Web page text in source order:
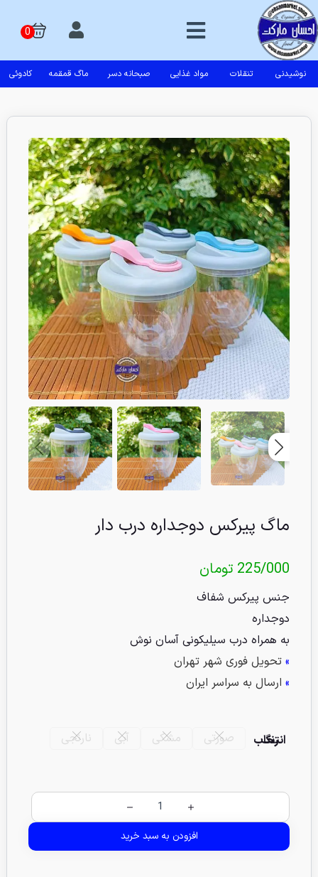
نوشیدنی تنقلات مواد غذایی صبحانه دسر ماگ قمقمه کادوئی
ماگ پیرکس دوجداره درب دار
225/000 تومان
جنس پیرکس شفاف
دوجداره
به همراه درب سیلیکونی آسان نوش
» تحویل فوری شهر تهران
» ارسال به سراسر ایران
انتخاب رنگ صورتی مشکی آبی نارنجی
افزودن به سبد خرید